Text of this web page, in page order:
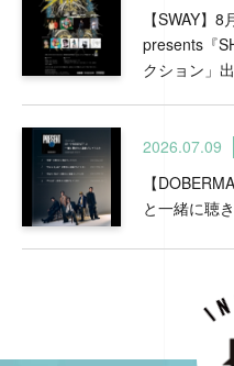
【SWAY】
presents『
クション」
2026.07.09
【
と一緒に聴